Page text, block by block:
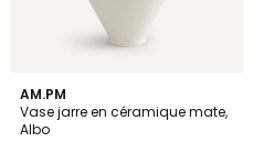
AM.PM
Vase jarre en céramique mate,
Albo
4,8
/ 5